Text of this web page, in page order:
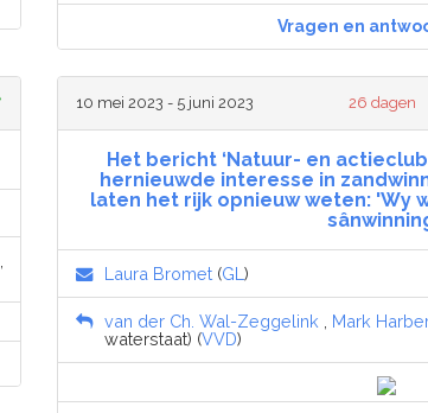
Vragen en
10 mei 2023 - 5 juni 2023 26 dagen
Het bericht ‘Natuur- en
hernieuwde interesse in
laten het rijk opnieuw weten: 'Wy
Laura Bromet (GL )
van der Ch. Wal-Zeggelink Mark
waterstaat) (VVD)